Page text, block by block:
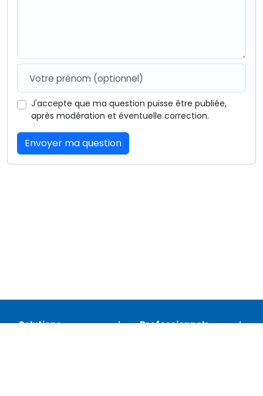
J'accepte que ma question puisse être publiée,
après modération et éventuelle correction.
Envoyer ma question
Solutions Professionnels